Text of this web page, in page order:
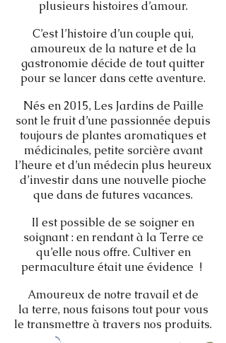
plusieurs histoires d’amour.
C’est l’histoire d’un couple qui,
amoureux de la nature et de la
gastronomie décide de tout quitter
pour se lancer dans cette aventure.
Nés en 2015, Les Jardins de Paille
sont le fruit d’une passionnée depuis
toujours de plantes aromatiques et
médicinales, petite sorcière avant
l’heure et d’un médecin plus heureux
d’investir dans une nouvelle pioche
que dans de futures vacances.
Il est possible de se soigner en
soignant : en rendant à la Terre ce
qu’elle nous offre. Cultiver en
permaculture était une évidence !
Amoureux de notre travail et de
la terre, nous faisons tout pour vous
le transmettre à travers nos produits.